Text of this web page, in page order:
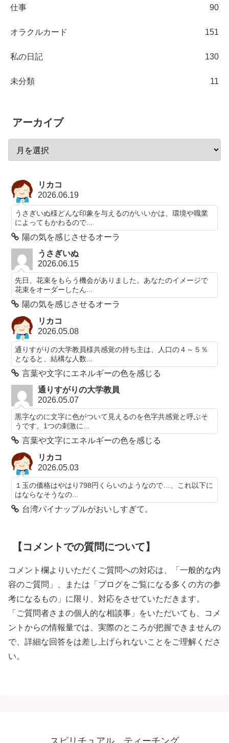
仕事 90
オラクルカード 151
私の日記 130
未分類 11
アーカイブ
リカコ
2026.06.19
うさぎいぬ様どんな印象を与えるのがいいかは、環境や職業
によってもかわるので...
陽の気を感じさせるオーラ
うさぎいぬ
2026.06.15
先日、花束をもらう機会がありました。あなたのイメージで
花束をオーダーしたん...
陽の気を感じさせるオーラ
リカコ
2026.05.08
通りすがりの大学教員様共感覚の持ち主は、人口の４～５％
となると、結構な人数...
言葉や文字にエネルギーの色を感じる
通りすがりの大学教員
2026.05.07
黒字なのに文字に色がついて見えるのを色字共感覚と呼ぶそ
うです。1つの刺激に...
言葉や文字にエネルギーの色を感じる
リカコ
2026.05.03
１玉の価格はやはり798円くらいのようなので…、これ以下に
はならなそうなの...
台湾パイナップルがおいしすぎて。
【コメントでの質問について】
コメント欄よりいただくご質問への対応は、「一般的な内
容のご質問」、または「ブログをご覧になる多くの方の参
考になるもの」に限り、対応をさせていただきます。
「ご質問者さまの個人的な相談事」をいただいても、コメ
ントからの情報量では、実際のところが把握できませんの
で、詳細な回答をは差し上げられないことをご理解くださ
い。